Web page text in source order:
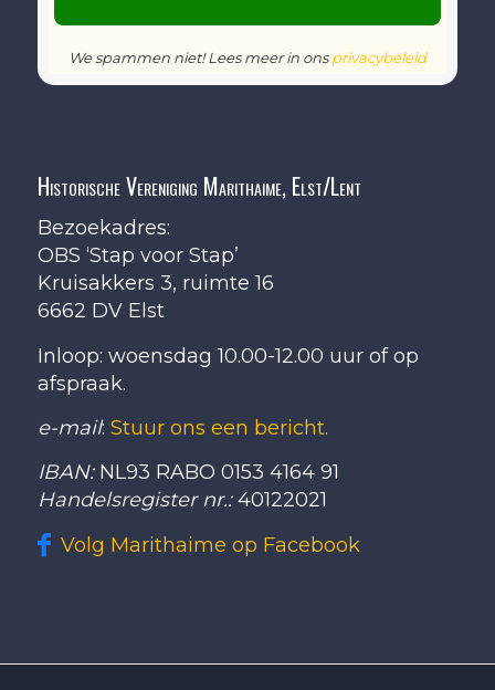
We spammen niet! Lees meer in onsprivacybeleid
Historische Vereniging Marithaime, Elst/Lent
Bezoekadres:
OBS ‘Stap voor Stap’
Kruisakkers 3, ruimte 16
6662 DV Elst
Inloop: woensdag 10.00-12.00 uur of op
afspraak.
e-mail: Stuur ons een bericht.
IBAN: NL93 RABO 0153 4164 91
Handelsregister nr.:40122021
Volg Marithaime op Facebook